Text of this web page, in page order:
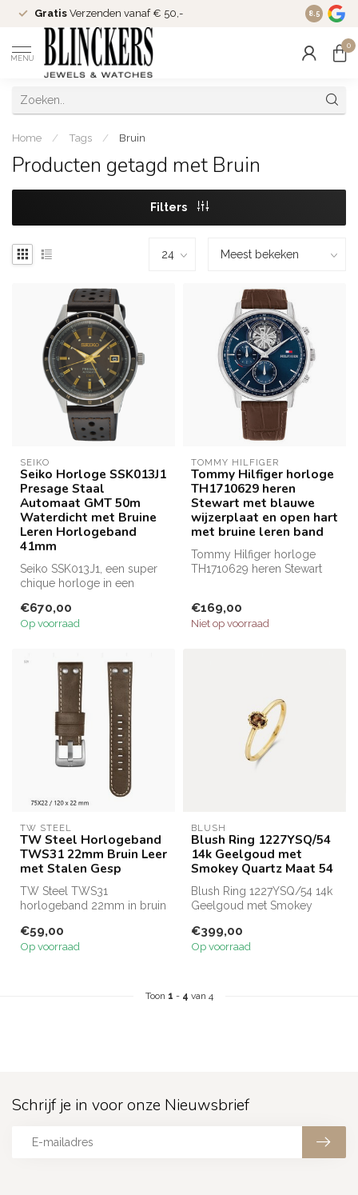
Gratis Verzenden vanaf € 50,- Since
8.5
MENU
0
Home / Tags / Bruin
Producten getagd met Bruin
Filters
SEIKO
Seiko Horloge SSK013J1
Presage Staal
Automaat GMT 50m
Waterdicht met Bruine
Leren Horlogeband
41mm
Seiko SSK013J1, een super
chique horloge in een
niet ...
€670,00
Op voorraad
TOMMY HILFIGER
Tommy Hilfiger horloge
TH1710629 heren
Stewart met blauwe
wijzerplaat en open hart
met bruine leren band
Tommy Hilfiger horloge
TH1710629 heren Stewart
€169,00
Niet op voorraad
TW STEEL
TW Steel Horlogeband
TWS31 22mm Bruin Leer
met Stalen Gesp
TW Steel TWS31
horlogeband 22mm in bruin
katoenen stik...
€59,00
Op voorraad
BLUSH
Blush Ring 1227YSQ/54
14k Geelgoud met
Smokey Quartz Maat 54
Blush Ring 1227YSQ/54 14k
Geelgoud met Smokey
€399,00
Op voorraad
Toon 1 - 4 van 4
Schrijf je in voor onze Nieuwsbrief